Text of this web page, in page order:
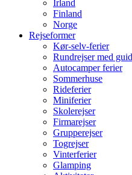
Irland
Finland
Norge
Rejseformer
Kør-selv-ferier
Rundrejser med
Autocamper ferier
Sommerhuse
Rideferier
Miniferier
Skolerejser
Firmarejser
Grupperejser
Togrejser
Vinterferier
Glamping